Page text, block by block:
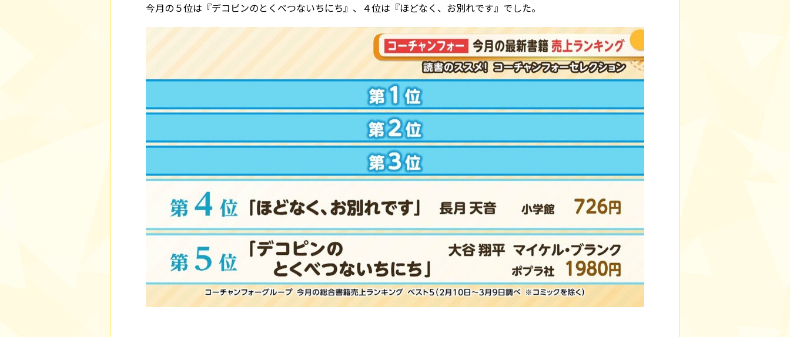
今月の５位は『デコピンのとくべつないちにち』、４位は『ほどなく、お別れです』でした。